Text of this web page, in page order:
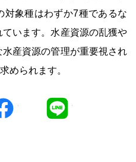
対象種はわずか7種であるな
います。水産資源の乱獲や
産資源の管理が重要視され
められます。
facebook